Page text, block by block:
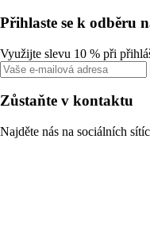
Přihlaste se k odběru
Využijte slevu 10 % při
Zůstaňte v kontaktu
Najděte nás na sociálních